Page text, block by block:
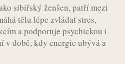
sibiřský ženšen, patří mezi
tělu lépe zvládat stres,
a podporuje psychickou i
době, kdy energie ubývá a